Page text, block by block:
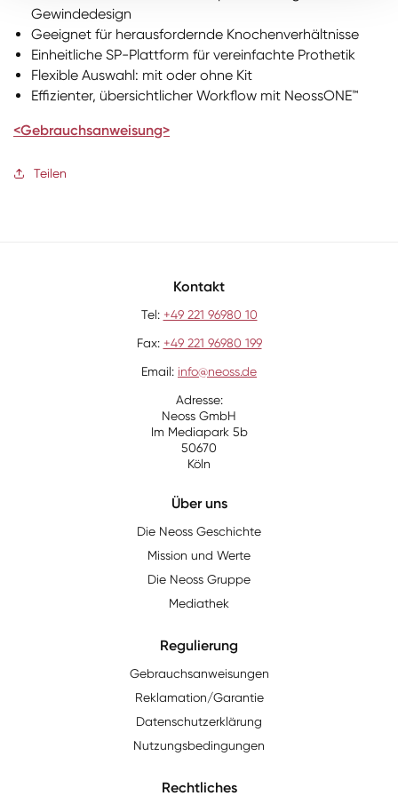
Gewindedesign
Geeignet für herausfordernde Knochenverhältnisse
Einheitliche SP-Plattform für vereinfachte Prothetik
Flexible Auswahl: mit oder ohne Kit
Effizienter, übersichtlicher Workflow mit NeossONE™
<Gebrauchsanweisung>
Teilen
Kontakt
Tel: +49 221 96980 10
Fax: +49 221 96980 199
Email: info@neoss.de
Adresse:
Neoss GmbH
Im Mediapark 5b
50670
Köln
Über uns
Die Neoss Geschichte
Mission und Werte
Die Neoss Gruppe
Mediathek
Regulierung
Gebrauchsanweisungen
Reklamation/Garantie
Datenschutzerklärung
Nutzungsbedingungen
Rechtliches